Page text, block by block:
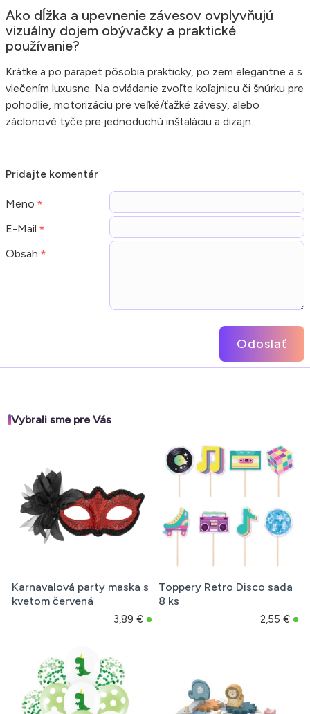
Ako dĺžka a upevnenie závesov ovplyvňujú
vizuálny dojem obývačky a praktické
používanie?
Krátke a po parapet pôsobia prakticky, po zem elegantne a s
vlečením luxusne. Na ovládanie zvoľte koľajnicu či šnúrku pre
pohodlie, motorizáciu pre veľké/ťažké závesy, alebo
záclonové tyče pre jednoduchú inštaláciu a dizajn.
Pridajte komentár
Meno
E-Mail
Obsah
Odoslať
Vybrali sme pre Vás
Karnavalová party maska s
kvetom červená
3,89 €
Toppery Retro Disco sada
8 ks
2,55 €